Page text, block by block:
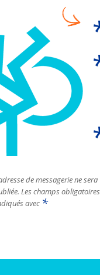
de messagerie ne sera
Les champs obligatoires
avec *